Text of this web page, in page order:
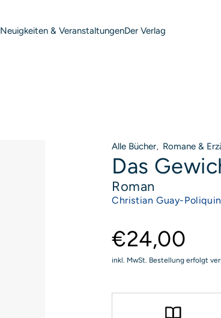
Neuigkeiten & VeranstaltungenDer Verlag
Alle Bücher, Romane &
Das
Roman
Christian Guay-Poliquin
€24,00
inkl. MwSt. Bestellung erfolgt